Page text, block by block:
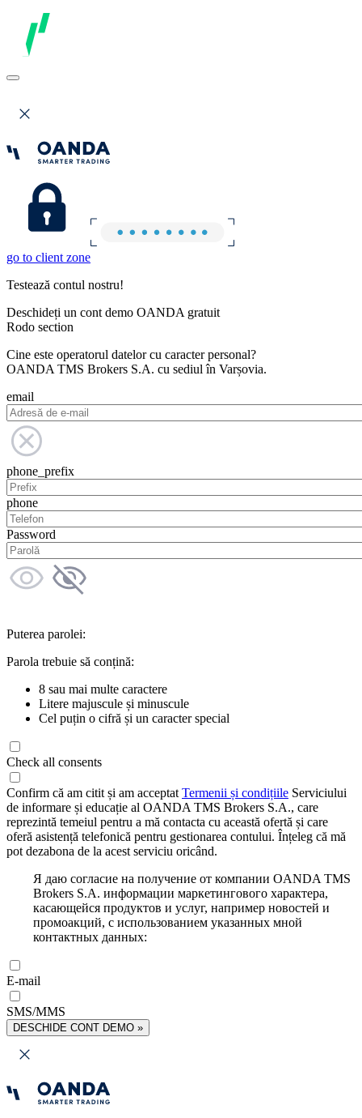
go to client zone
Testează contul nostru!
Deschideți un cont demo OANDA gratuit
Rodo section
Cine este operatorul datelor cu caracter personal?
OANDA TMS Brokers S.A. cu sediul în Varșovia.
email
phone_prefix
phone
Password
Puterea parolei:
Parola trebuie să conțină:
8 sau mai multe caractere
Litere majuscule și minuscule
Cel puțin o cifră și un caracter special
Check all consents
Confirm că am citit și am acceptat Termenii și condițiile Serviciului
de informare și educație al OANDA TMS Brokers S.A., care
reprezintă temeiul pentru a mă contacta cu această ofertă și care
oferă asistență telefonică pentru gestionarea contului. Înțeleg că mă
pot dezabona de la acest serviciu oricând.
Я даю согласие на получение от компании OANDA TMS
Brokers S.A. информации маркетингового характера,
касающейся продуктов и услуг, например новостей и
промоакций, с использованием указанных мной
контактных данных:
E-mail
SMS/MMS
DESCHIDE CONT DEMO »